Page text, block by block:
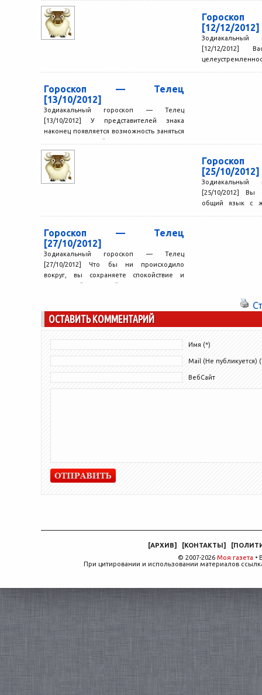
[12/12/2012]
[12/12/2012]
Гороскоп — Телец
[13/10/2012]
Зодиакальный гороскоп — Телец
[13/10/2012] У представителей знака
наконец появляется возможность заняться
тем, что им действительно интересно.
Поскольку творческих потенциал...
[25/10/2012]
[25/10/2012] Вы
общий язык с
Гороскоп — Телец
[27/10/2012]
Зодиакальный гороскоп — Телец
[27/10/2012] Что бы ни происходило
вокруг, вы сохраняете спокойствие и
позитивный настрой. Это позволяет
ОСТАВИТЬ КОММЕНТАРИЙ
Имя (*)
Mail (Не публикуется)
ВебСайт
[АРХИВ] [КОНТАКТЫ] [
© 2007-2026 Моя газета •
При цитировании и использовании материалов